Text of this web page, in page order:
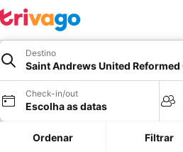
Destino
Saint Andrews United
Check-in/out
Escolha as datas
Ordenar Filtrar